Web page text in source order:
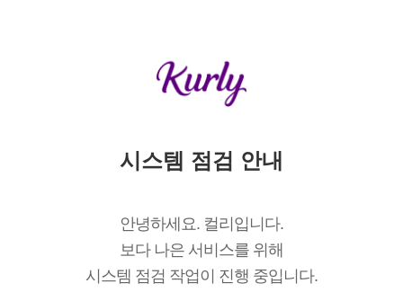
시스템 점검 안내
안녕하세요. 컬리입니다.
보다 나은 서비스를 위해
시스템 점검 작업이 진행 중입니다.